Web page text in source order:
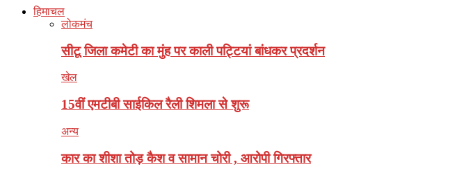
हिमाचल
लोकमंच
सीटू जिला कमेटी का मुंह पर काली पट्टियां बांधकर प्रदर्शन
खेल
15वीं एमटीबी साईकिल रैली शिमला से शुरू
अन्य
कार का शीशा तोड़ कैश व सामान चोरी , आरोपी गिरफ्तार